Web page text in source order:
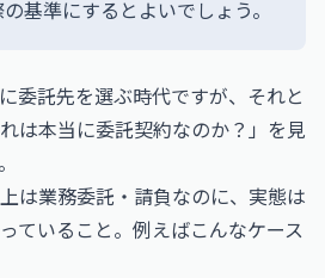
基準にするとよいでしょう。
委託先を選ぶ時代ですが、それと
は本当に委託契約なのか？」を見
は業務委託・請負なのに、実態は
ていること。例えばこんなケース